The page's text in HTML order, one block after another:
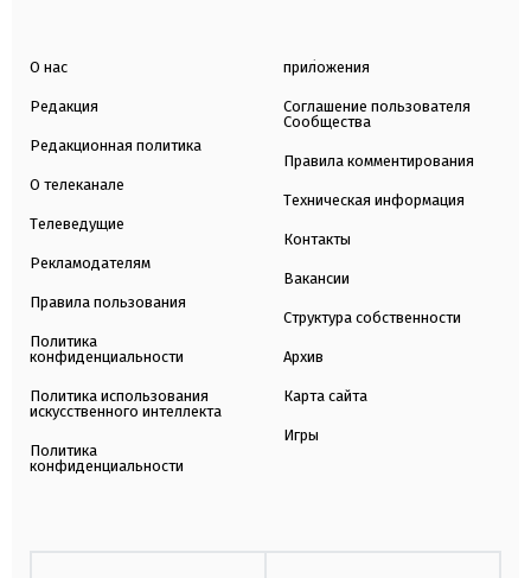
О нас
Редакция
Редакционная политика
О телеканале
Телеведущие
Рекламодателям
Правила пользования
Политика
конфиденциальности
Политика использования
искусственного интеллекта
Политика
конфиденциальности
приложения
Соглашение пользователя
Сообщества
Правила комментирования
Техническая информация
Контакты
Вакансии
Структура собственности
Архив
Карта сайта
Игры